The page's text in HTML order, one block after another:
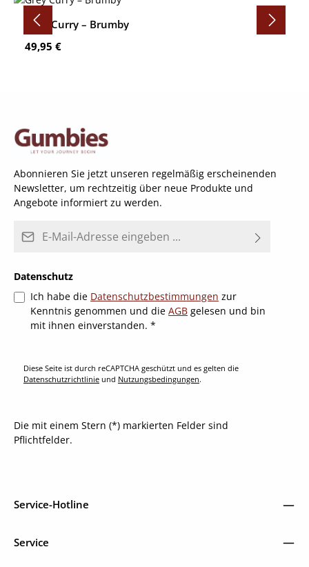
Grey Curry – Brumby
Regulärer Preis:
49,95 €
Abonnieren Sie jetzt unseren regelmäßig erscheinenden
Newsletter, um rechtzeitig über neue Produkte und
Angebote informiert zu werden.
Datenschutz
Ich habe die Datenschutzbestimmungen zur
Kenntnis genommen und die AGB gelesen und bin
mit ihnen einverstanden. *
Diese Seite ist durch reCAPTCHA geschützt und es gelten die
Datenschutzrichtlinie und Nutzungsbedingungen.
Die mit einem Stern (*) markierten Felder sind
Pflichtfelder.
Service-Hotline
Service